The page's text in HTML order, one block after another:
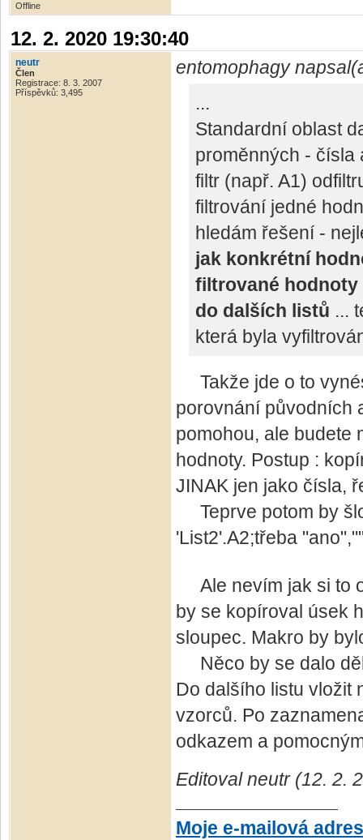
Offline
12. 2. 2020 19:30:40
neutr
Člen
Registrace: 8. 3. 2007
Příspěvků: 3,495
entomophagy
...
Standardní oblast
proměnných - čísla
filtr (např. A1)
filtrování jedné
hledám řešení -
jak konkrétní
filtrované hodnoty
do dalších listů ...
která byla
Takže jde o to
porovnání původních
pomohou, ale budete
hodnoty. Postup :
JINAK jen jako čísla,
Teprve potom by
'List2'.A2;třeba
Ale nevím jak si to
by se kopíroval úsek
sloupec. Makro by
Něco by se dalo
Do dalšího listu vložit
vzorců. Po
odkazem a
Editoval neutr (12. 2.
Moje e-mailová